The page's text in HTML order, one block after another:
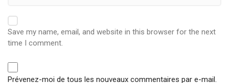
Save my name, email, and website in this browser for the next
time I comment.
Prévenez-moi de tous les nouveaux commentaires par e-mail.